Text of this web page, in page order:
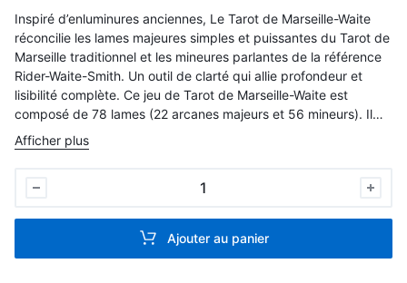
Inspiré d’enluminures anciennes, Le Tarot de Marseille-Waite
réconcilie les lames majeures simples et puissantes du Tarot de
Marseille traditionnel et les mineures parlantes de la référence
Rider-Waite-Smith. Un outil de clarté qui allie profondeur et
lisibilité complète. Ce jeu de Tarot de Marseille-Waite est
composé de 78 lames (22 arcanes majeurs et 56 mineurs). Il
est accompagné d’une notice et d’une pochette satinée.
Afficher plus
Ajouter au panier